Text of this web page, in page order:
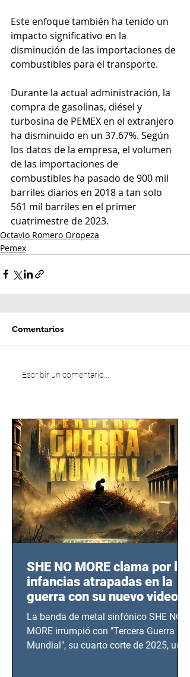
Este enfoque también ha tenido un
impacto significativo en la
disminución de las importaciones de
combustibles para el transporte.
Durante la actual administración, la
compra de gasolinas, diésel y
turbosina de PEMEX en el extranjero
ha disminuido en un 37.67%. Según
los datos de la empresa, el volumen
de las importaciones de
combustibles ha pasado de 900 mil
barriles diarios en 2018 a tan solo
561 mil barriles en el primer
cuatrimestre de 2023.
Octavio Romero Oropeza
Pemex
Comentarios
Escribir un comentario...
SHE NO MORE clama por las
infancias atrapadas en la
guerra con su nuevo video
TERCERA GUERRA
MUNDIAL
La banda de metal sinfónico SHE NO
MORE irrumpió con "Tercera Guerra
Mundial", su cuarto corte de 2025, un